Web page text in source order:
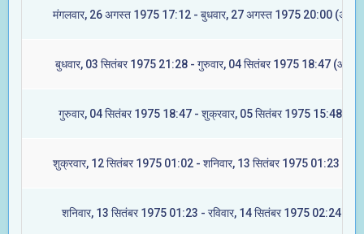
मंगलवार, 26 अगस्त 1975 17:12 - बुधवार, 27 अगस्त 1975 20:00
बुधवार, 03 सितंबर 1975 21:28 - गुरुवार, 04 सितंबर 1975 18:47
गुरुवार, 04 सितंबर 1975 18:47 - शुक्रवार, 05 सितंबर 1975 15:48
शुक्रवार, 12 सितंबर 1975 01:02 - शनिवार, 13 सितंबर 1975 01:23
शनिवार, 13 सितंबर 1975 01:23 - रविवार, 14 सितंबर 1975 02:24 (मूल)